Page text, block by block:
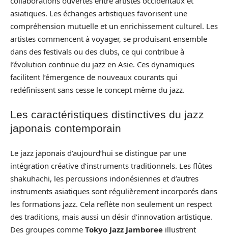
asiatiques. Les échanges artistiques favorisent une
compréhension mutuelle et un enrichissement culturel. Les
artistes commencent à voyager, se produisant ensemble
dans des festivals ou des clubs, ce qui contribue à
l’évolution continue du jazz en Asie. Ces dynamiques
facilitent l’émergence de nouveaux courants qui
redéfinissent sans cesse le concept même du jazz.
Les caractéristiques distinctives du jazz
japonais contemporain
Le jazz japonais d’aujourd’hui se distingue par une
intégration créative d’instruments traditionnels. Les flûtes
shakuhachi, les percussions indonésiennes et d’autres
instruments asiatiques sont régulièrement incorporés dans
les formations jazz. Cela reflète non seulement un respect
des traditions, mais aussi un désir d’innovation artistique.
Des groupes comme Tokyo Jazz Jamboree illustrent